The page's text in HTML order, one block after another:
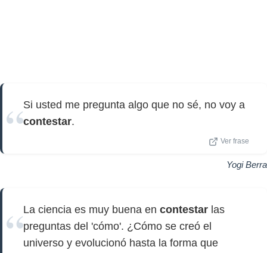
Si usted me pregunta algo que no sé, no voy a
contestar.
Ver frase
Yogi Berra
La ciencia es muy buena en contestar las
preguntas del 'cómo'. ¿Cómo se creó el
universo y evolucionó hasta la forma que